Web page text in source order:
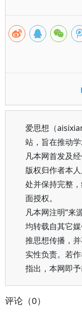
爱思想（
站，旨在推动学
凡本网首发及
版权归作者本
处并保持完整
面授权。
凡本网注明“来
均转载自其它
推思想传播，
实性负责。若
指出，本网即予
评论（0）